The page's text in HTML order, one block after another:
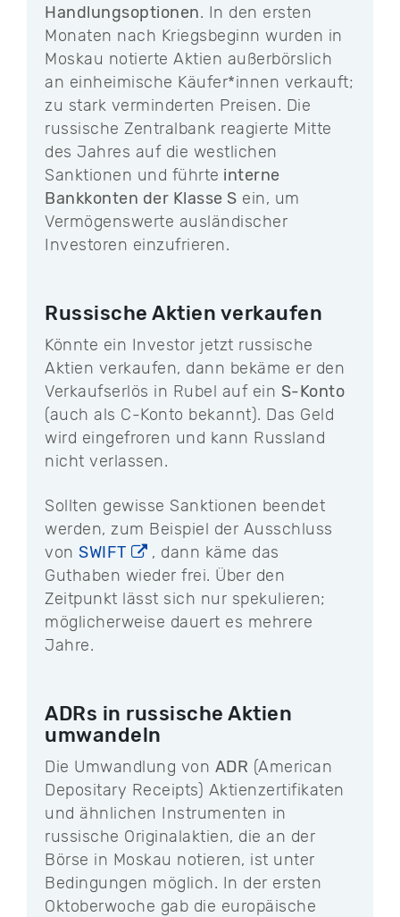
Handlungsoptionen. In den ersten
Monaten nach Kriegsbeginn wurden in
Moskau notierte Aktien außerbörslich
an einheimische Käufer*innen verkauft;
zu stark verminderten Preisen. Die
russische Zentralbank reagierte Mitte
des Jahres auf die westlichen
Sanktionen und führte interne
Bankkonten der Klasse S ein, um
Vermögenswerte ausländischer
Investoren einzufrieren.
Russische Aktien verkaufen
Könnte ein Investor jetzt russische
Aktien verkaufen, dann bekäme er den
Verkaufserlös in Rubel auf ein S-Konto
(auch als C-Konto bekannt). Das Geld
wird eingefroren und kann Russland
nicht verlassen.
Sollten gewisse Sanktionen beendet
werden, zum Beispiel der Ausschluss
von SWIFT
, dann käme das
Guthaben wieder frei. Über den
Zeitpunkt lässt sich nur spekulieren;
möglicherweise dauert es mehrere
Jahre.
ADRs in russische Aktien
umwandeln
Die Umwandlung von ADR (American
Depositary Receipts) Aktienzertifikaten
und ähnlichen Instrumenten in
russische Originalaktien, die an der
Börse in Moskau notieren, ist unter
Bedingungen möglich. In der ersten
Oktoberwoche gab die europäische